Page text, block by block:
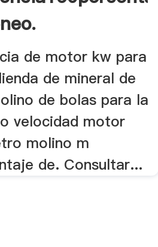
de motor kw para
de mineral de
de bolas para la
velocidad motor
molino m
de. Consultar...